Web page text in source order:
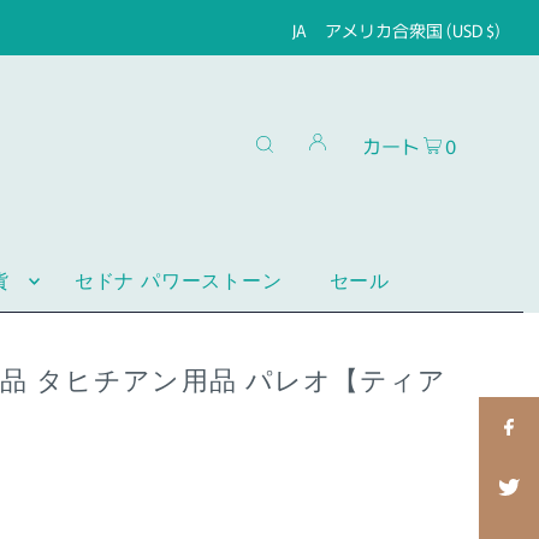
JA アメリカ合衆国 (USD $)
セドナ パワーストーン セール
カート 0
タヒチアン用品 パレオ【ティア